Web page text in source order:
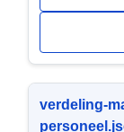
verdeling-